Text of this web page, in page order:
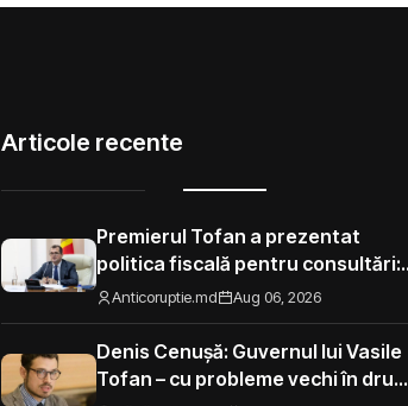
Articole recente
Premierul Tofan a prezentat
politica fiscală pentru consultări:
„Nu mi se pare corect ca avocado
să fie taxat la fel ca un măr din
Moldova”
Anticoruptie.md Aug 06, 2026
Denis Cenușă: Guvernul lui Vasile
Tofan – cu probleme vechi în drum